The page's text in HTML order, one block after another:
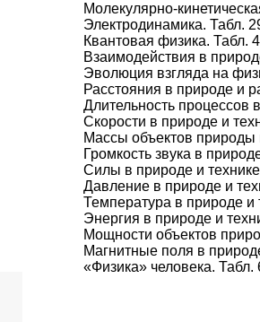
Молекулярно-
Электродинамика. Табл.
Квантовая физика. Табл.
Взаимодействия в
Эволюция взгляда на
Расстояния в природе и
Длительность процессов
Скорости в природе и
Массы объектов природы
Громкость звука в
Силы в природе и
Давление в природе и
Температура в природе
Энергия в природе и
Мощности объектов
Магнитные поля в
«Физика» человека. Табл.